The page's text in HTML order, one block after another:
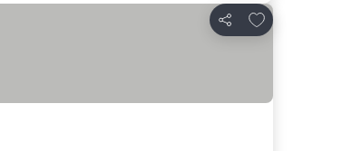
Compartir
Añadir a favoritos